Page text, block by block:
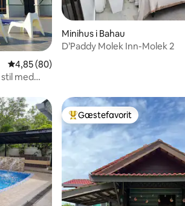
4,85 ud af 5 i gennemsnitlig bedømmelse,
4,85 (80)
med
Minihus i Bahau
D’Paddy Molek Inn-Molek 2
Bedste gæstefavorit
Gæstefavorit